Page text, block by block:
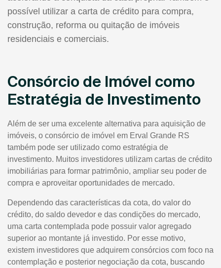
possível utilizar a carta de crédito para compra,
construção, reforma ou quitação de imóveis
residenciais e comerciais.
Consórcio de Imóvel como
Estratégia de Investimento
Além de ser uma excelente alternativa para aquisição de
imóveis, o consórcio de imóvel em Erval Grande RS
também pode ser utilizado como estratégia de
investimento. Muitos investidores utilizam cartas de crédito
imobiliárias para formar patrimônio, ampliar seu poder de
compra e aproveitar oportunidades de mercado.
Dependendo das características da cota, do valor do
crédito, do saldo devedor e das condições do mercado,
uma carta contemplada pode possuir valor agregado
superior ao montante já investido. Por esse motivo,
existem investidores que adquirem consórcios com foco na
contemplação e posterior negociação da cota, buscando